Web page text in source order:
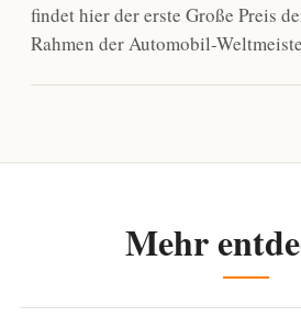
findet hier der erste Große Preis
Rahmen der Automobil-
Mehr